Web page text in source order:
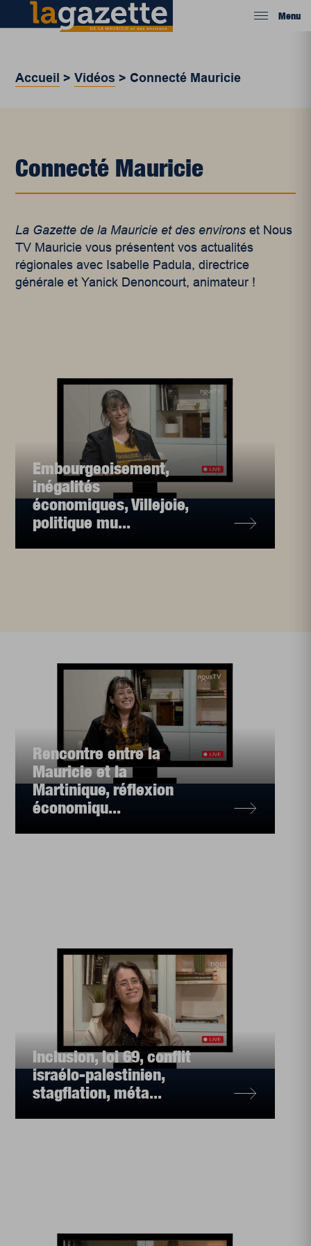
Menu
Accueil >Vidéos > Connecté Mauricie
Connecté Mauricie
La Gazette de la Mauricie et des environs et Nous
TV Mauricie vous présentent vos actualités
régionales avec Isabelle Padula, directrice
générale et Yanick Denoncourt, animateur !
Embourgeoisement,
inégalités
économiques, Villejoie,
politique mu...
Rencontre entre la
Mauricie et la
Martinique, réflexion
économiqu...
Inclusion, loi 69, conflit
israélo-palestinien,
stagflation, méta...